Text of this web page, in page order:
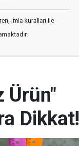
imla kuralları ile
Ürün"
Dikkat!